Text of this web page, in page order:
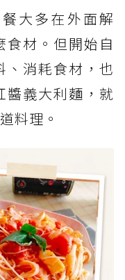
大多在外面解
食材。但開始自
、消耗食材，也
醬義大利麵，就
料理。